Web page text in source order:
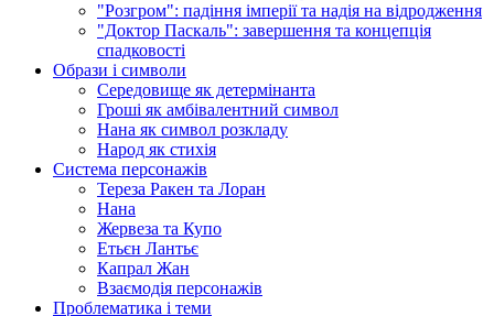
"Розгром": падіння імперії та надія на відродження
"Доктор Паскаль": завершення та концепція
спадковості
Образи і символи
Середовище як детермінанта
Гроші як амбівалентний символ
Нана як символ розкладу
Народ як стихія
Система персонажів
Тереза Ракен та Лоран
Нана
Жервеза та Купо
Етьєн Лантьє
Капрал Жан
Взаємодія персонажів
Проблематика і теми